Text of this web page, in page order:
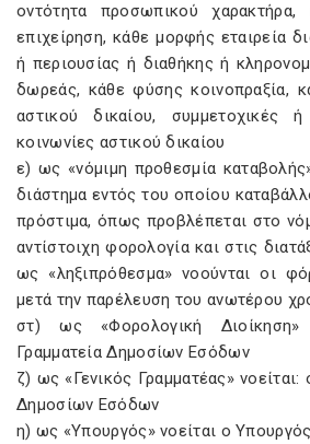
οντότητα προσωπικού
επιχείρηση, κάθε μορφής εταιρεία
ή περιουσίας ή διαθήκης ή
δωρεάς, κάθε φύσης κοινοπραξία,
αστικού δικαίου, συμμετοχικές ή
κοινωνίες αστικού δικαίου
ε) ως «νόμιμη προθεσμία
διάστημα εντός του οποίου
πρόστιμα, όπως προβλέπεται στο
αντίστοιχη φορολογία και στις
ως «ληξιπρόθεσμα» νοούνται οι
μετά την παρέλευση του ανωτέρου
στ) ως «Φορολογική Διοίκηση»
Γραμματεία Δημοσίων Εσόδων
ζ) ως «Γενικός Γραμματέας» νοείται:
Δημοσίων Εσόδων
η) ως «Υπουργός» νοείται ο